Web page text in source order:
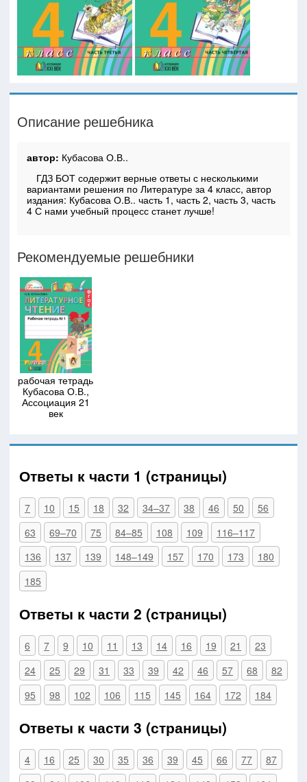
Описание решебника
автор: Кубасова О.В..
ГДЗ БОТ содержит верные ответы с несколькими
вариантами решения по Литературе за 4 класс, автор
издания: Кубасова О.В.. часть 1, часть 2, часть 3, часть
4 С нами учебный процесс станет лучше!
Рекомендуемые решебники
рабочая тетрадь
Кубасова О.В.,
Ассоциация 21
век
Ответы к части 1 (страницы)
7 10 15 18 32 34–37 38 46 50
56
63
69–70 75 84–85 108 109
116–117
136
137 139 148–149 157 170 173
180
185
Ответы к части 2 (страницы)
6 7 9 10 11 13 14 16 19 21
23
24
25 29 31 33 39 42 46 57 68
82
95
98 102 106 115 145 164 172 184
Ответы к части 3 (страницы)
4 16 25 30 35 36 39 45 66 77
87